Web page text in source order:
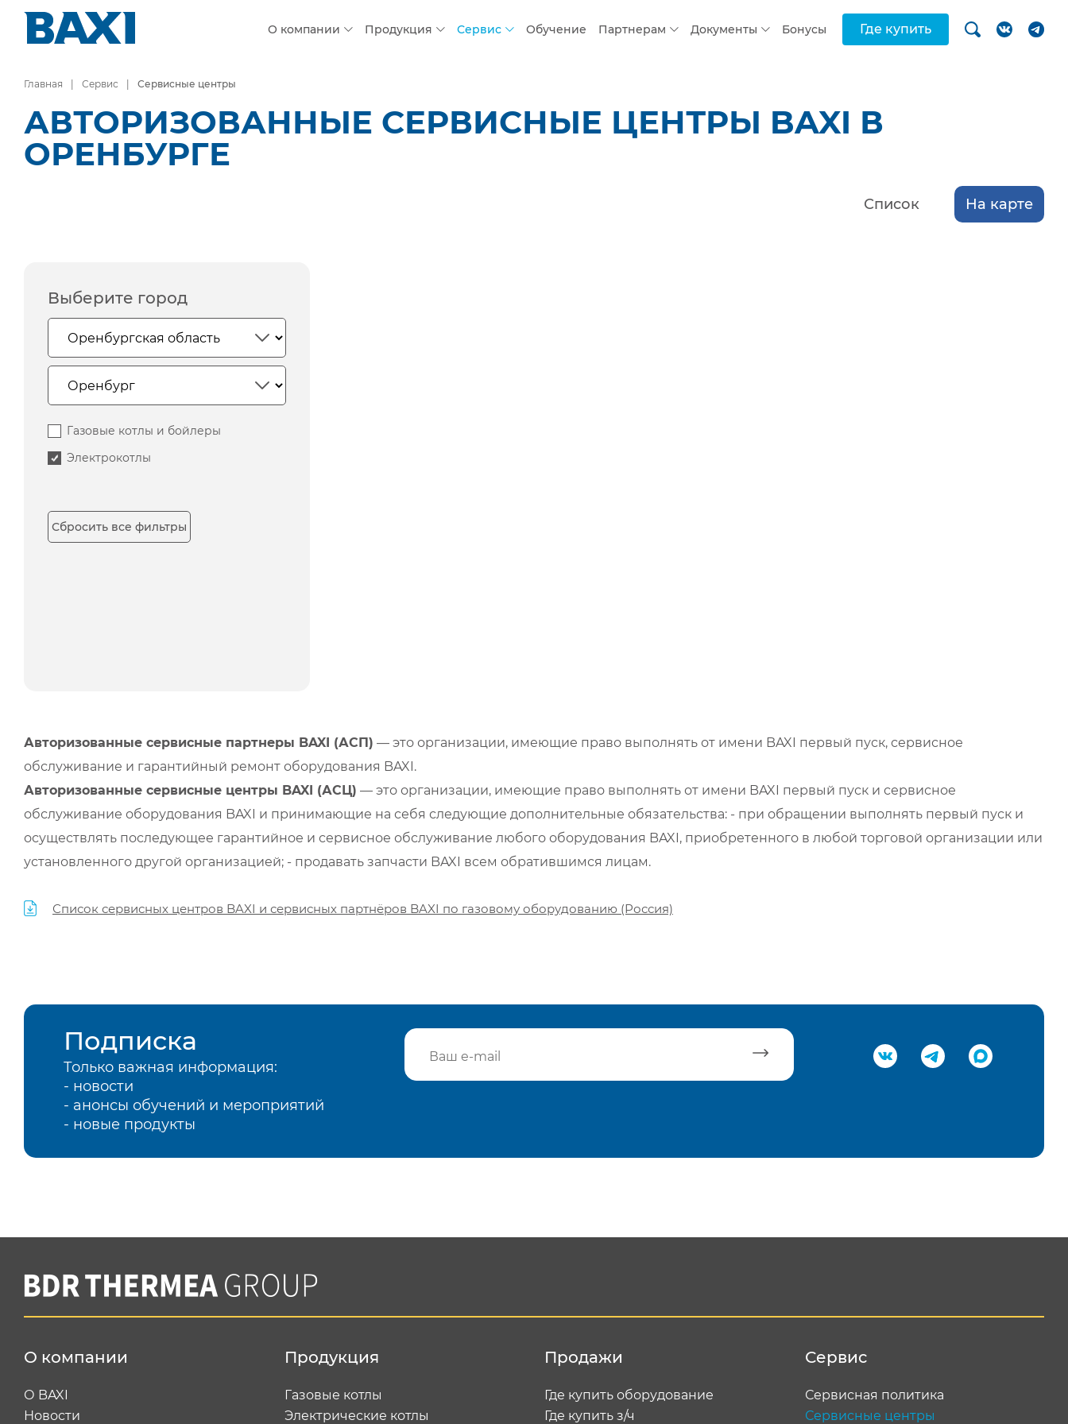
О компании Продукция Сервис Обучение Партнерам Документы Бонусы Где купить
Главная Сервис Сервисные центры
АВТОРИЗОВАННЫЕ СЕРВИСНЫЕ ЦЕНТРЫ BAXI В
ОРЕНБУРГЕ
Список На карте
Выберите город
Газовые котлы и бойлеры
Электрокотлы
Сбросить все фильтры
Авторизованные сервисные партнеры BAXI (АСП) — это организации, имеющие право выполнять от имени BAXI первый пуск, сервисное
обслуживание и гарантийный ремонт оборудования BAXI.
Авторизованные сервисные центры BAXI (АСЦ) — это организации, имеющие право выполнять от имени BAXI первый пуск и сервисное
обслуживание оборудования BAXI и принимающие на себя следующие дополнительные обязательства: - при обращении выполнять первый пуск и
осуществлять последующее гарантийное и сервисное обслуживание любого оборудования BAXI, приобретенного в любой торговой организации или
установленного другой организацией; - продавать запчасти BAXI всем обратившимся лицам.
Список сервисных центров BAXI и сервисных партнёров BAXI по газовому оборудованию (Россия)
Подписка
Только важная информация:
- новости
- анонсы обучений и мероприятий
- новые продукты
О компании
О BAXI
Новости
Продукция
Газовые котлы
Электрические котлы
Продажи
Где купить оборудование
Где купить з/ч
Сервис
Сервисная политика
Сервисные центры